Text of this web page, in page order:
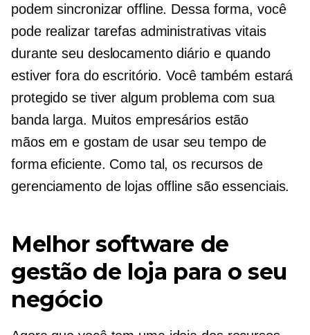
podem sincronizar offline. Dessa forma, você
pode realizar tarefas administrativas vitais
durante seu deslocamento diário e quando
estiver fora do escritório. Você também estará
protegido se tiver algum problema com sua
banda larga. Muitos empresários estão
mãos em e gostam de usar seu tempo de
forma eficiente. Como tal, os recursos de
gerenciamento de lojas offline são essenciais.
Melhor software de
gestão de loja para o seu
negócio